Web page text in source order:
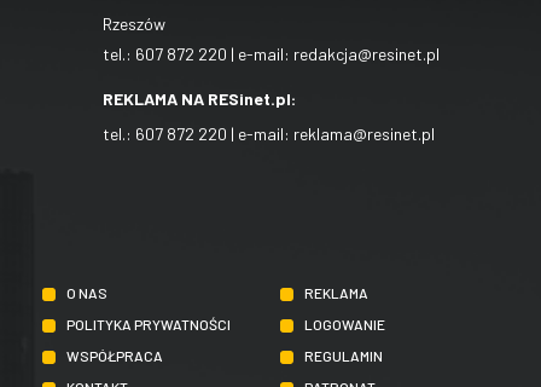
Rzeszów
tel.: 607 872 220 | e-mail: redakcja@resinet.pl
REKLAMA NA RESinet.pl:
tel.: 607 872 220 | e-mail: reklama@resinet.pl
O NAS
REKLAMA
POLITYKA PRYWATNOŚCI
LOGOWANIE
WSPÓŁPRACA
REGULAMIN